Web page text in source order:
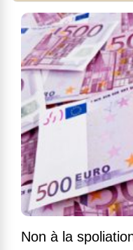
Non à la